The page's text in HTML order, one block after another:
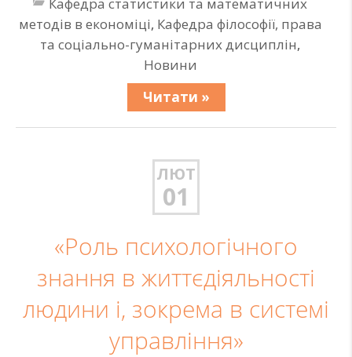
методів в економіці, Кафедра філософії, права
та соціально-гуманітарних дисциплін,
Новини
Читати »
ЛЮТ
01
«Роль психологічного
знання в життєдіяльності
людини і, зокрема в системі
управління»